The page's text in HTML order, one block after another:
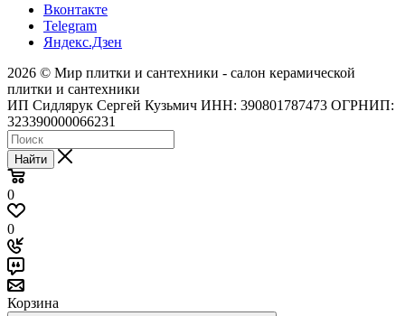
Вконтакте
Telegram
Яндекс.Дзен
2026 © Мир плитки и сантехники - салон керамической
плитки и сантехники
ИП Сидлярук Сергей Кузьмич ИНН: 390801787473 ОГРНИП:
323390000066231
Найти
0
0
Корзина